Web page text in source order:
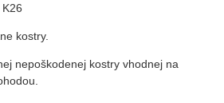
kostry.
nepoškodenej kostry vhodnej na